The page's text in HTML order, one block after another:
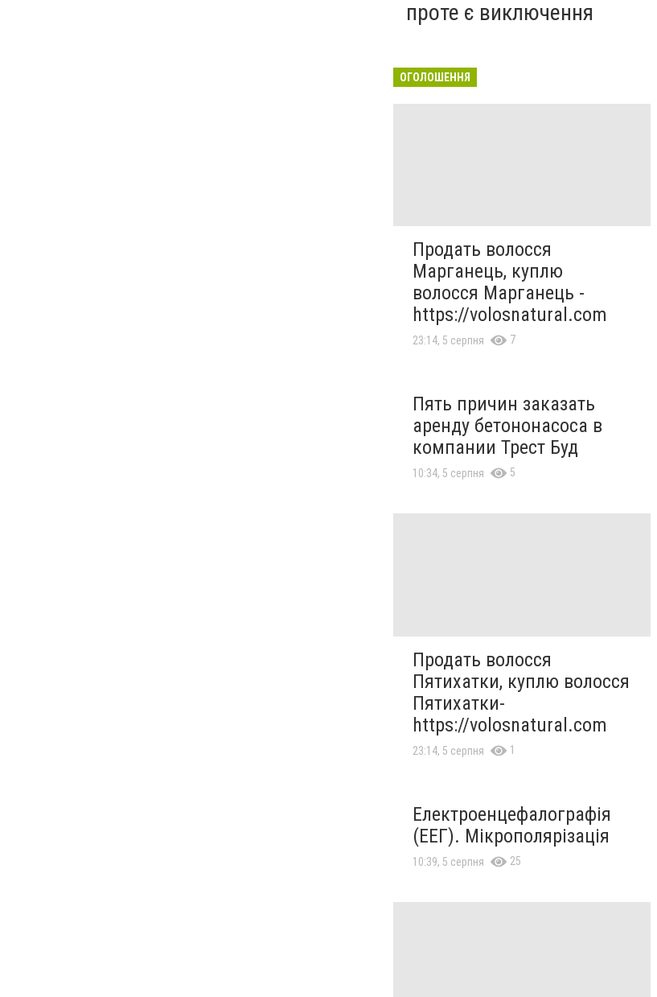
проте є виключення
ОГОЛОШЕННЯ
Продать волосся
Марганець, куплю
волосся Марганець -
https://volosnatural.com
23:14, 5 серпня 7
Пять причин заказать
аренду бетононасоса в
компании Трест Буд
10:34, 5 серпня 5
Продать волосся
Пятихатки, куплю волосся
Пятихатки-
https://volosnatural.com
23:14, 5 серпня 1
Електроенцефалографія
(ЕЕГ). Мікрополярізація
10:39, 5 серпня 25